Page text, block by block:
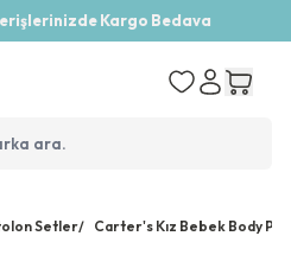
Kargo Bedava
Setler/ Carter's Kız Bebek Body